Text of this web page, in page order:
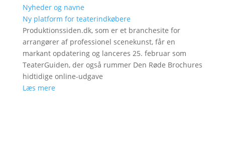
Nyheder og navne
Ny platform for teaterindkøbere
Produktionssiden.dk, som er et branchesite for
arrangører af professionel scenekunst, får en
markant opdatering og lanceres 25. februar som
TeaterGuiden, der også rummer Den Røde Brochures
hidtidige online-udgave
Læs mere